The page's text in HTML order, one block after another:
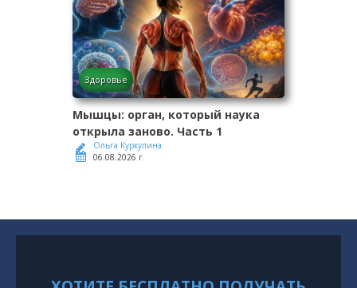
Здоровье
Мышцы: орган, который наука
открыла заново. Часть 1
Ольга Куркулина
06.08.2026 г.